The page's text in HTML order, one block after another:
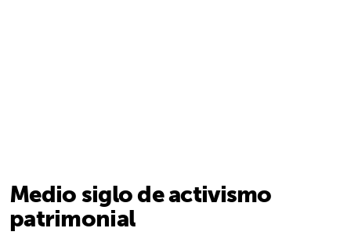
Medio siglo de activismo
patrimonial